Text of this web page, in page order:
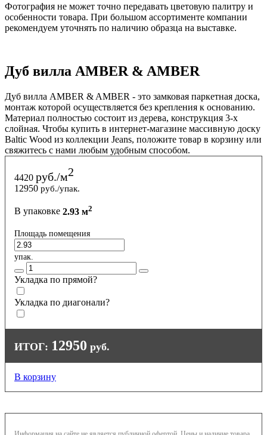
Фотография не может точно передавать цветовую палитру и
особенности товара. При большом ассортименте компании
рекомендуем уточнять по наличию образца на выставке.
Дуб вилла AMBER & AMBER
Дуб вилла AMBER & AMBER - это замковая паркетная доска,
монтаж которой осуществляется без крепления к основанию.
Материал полностью состоит из дерева, конструкция 3-х
слойная. Чтобы купить в интернет-магазине массивную доску
Baltic Wood из коллекции Jeans, положите товар в корзину или
свяжитесь с нами любым удобным способом.
4420 руб./м2
12950 руб./упак.
В упаковке 2.93 м2
Площадь помещения
упак.
Укладка по прямой?
Укладка по диагонали?
ИТОГ: 12950 руб.
В корзину